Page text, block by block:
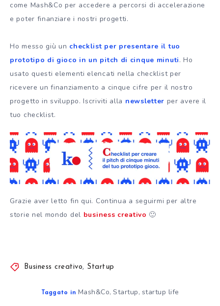
come Mash&Co per accedere a percorsi di accelerazione
e poter finanziare i nostri progetti.
Ho messo giù un checklist per presentare il tuo
prototipo di gioco in un pitch di cinque minuti. Ho
usato questi elementi elencati nella checklist per
ricevere un finanziamento a cinque cifre per il nostro
progetto in sviluppo. Iscriviti alla newsletter per avere il
tuo checklist.
Grazie aver letto fin qui. Continua a seguirmi per altre
storie nel mondo del business creativo 🙂
Business creativo, Startup
Taggato in Mash&Co, Startup, startup life